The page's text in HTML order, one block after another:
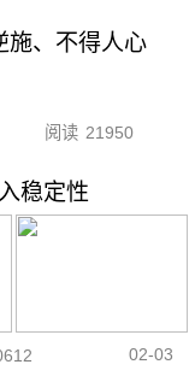
施、不得人心
阅读 21950
稳定性
02-03